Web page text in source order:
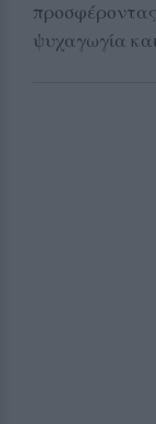
προσφέροντας
ψυχαγωγία